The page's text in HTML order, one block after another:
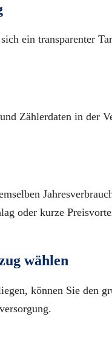
ein transparenter
Zählerdaten in der
oder kurze
wählen
können Sie den